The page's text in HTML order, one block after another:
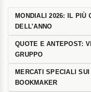
MONDIALI 2026: IL PIÙ
DELL’ANNO
QUOTE E ANTEPOST:
GRUPPO
MERCATI SPECIALI
BOOKMAKER